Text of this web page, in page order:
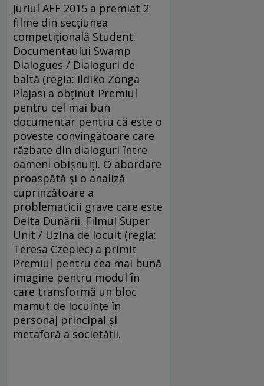
Juriul AFF 2015 a premiat 2
filme din secțiunea
competițională Student.
Documentaului Swamp
Dialogues / Dialoguri de
baltă (regia: Ildiko Zonga
Plajas) a obținut Premiul
pentru cel mai bun
documentar pentru că este o
poveste convingătoare care
răzbate din dialoguri între
oameni obișnuiți. O abordare
proaspătă și o analiză
cuprinzătoare a
problematicii grave care este
Delta Dunării. Filmul Super
Unit / Uzina de locuit (regia:
Teresa Czepiec) a primit
Premiul pentru cea mai bună
imagine pentru modul în
care transformă un bloc
mamut de locuințe în
personaj principal și
metaforă a societății.